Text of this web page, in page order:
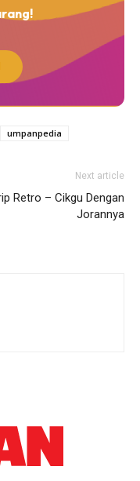
umpanpedia
Next article
Retro – Cikgu Dengan
Jorannya